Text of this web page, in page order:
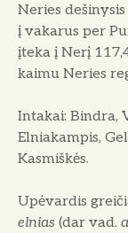
Neries
į vakarus per
įteka į Nerį
kaimu Neries
Intakai: Bindra,
Elniakampis,
Kasmiškės.
Upėvardis
elnias (dar vad.